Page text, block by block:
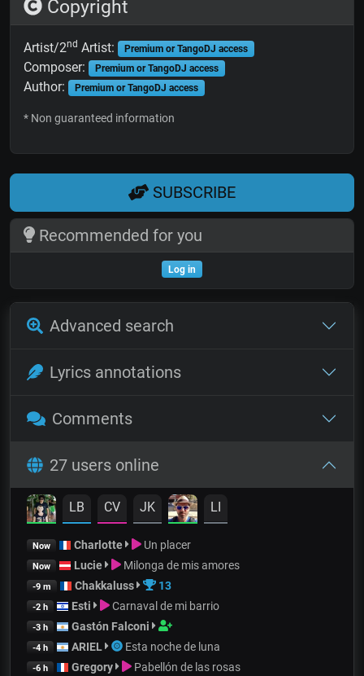
Copyright
Artist/2nd Artist: Premium or TangoDJ access
Composer: Premium or TangoDJ access
Author: Premium or TangoDJ access
* Non guaranteed information
SUBSCRIBE
Recommended for you
Log in
Advanced search
Lyrics annotations
Comments
27 users online
LB CV JK LI
Now Charlotte Un placer
Now Lucie Milonga de mis amores
-9 m Chakkaluss 13
-2 h Esti Carnaval de mi barrio
-3 h Gastón Falconi
-4 h ARIEL Esta noche de luna
-6 h Gregory Pabellón de las rosas